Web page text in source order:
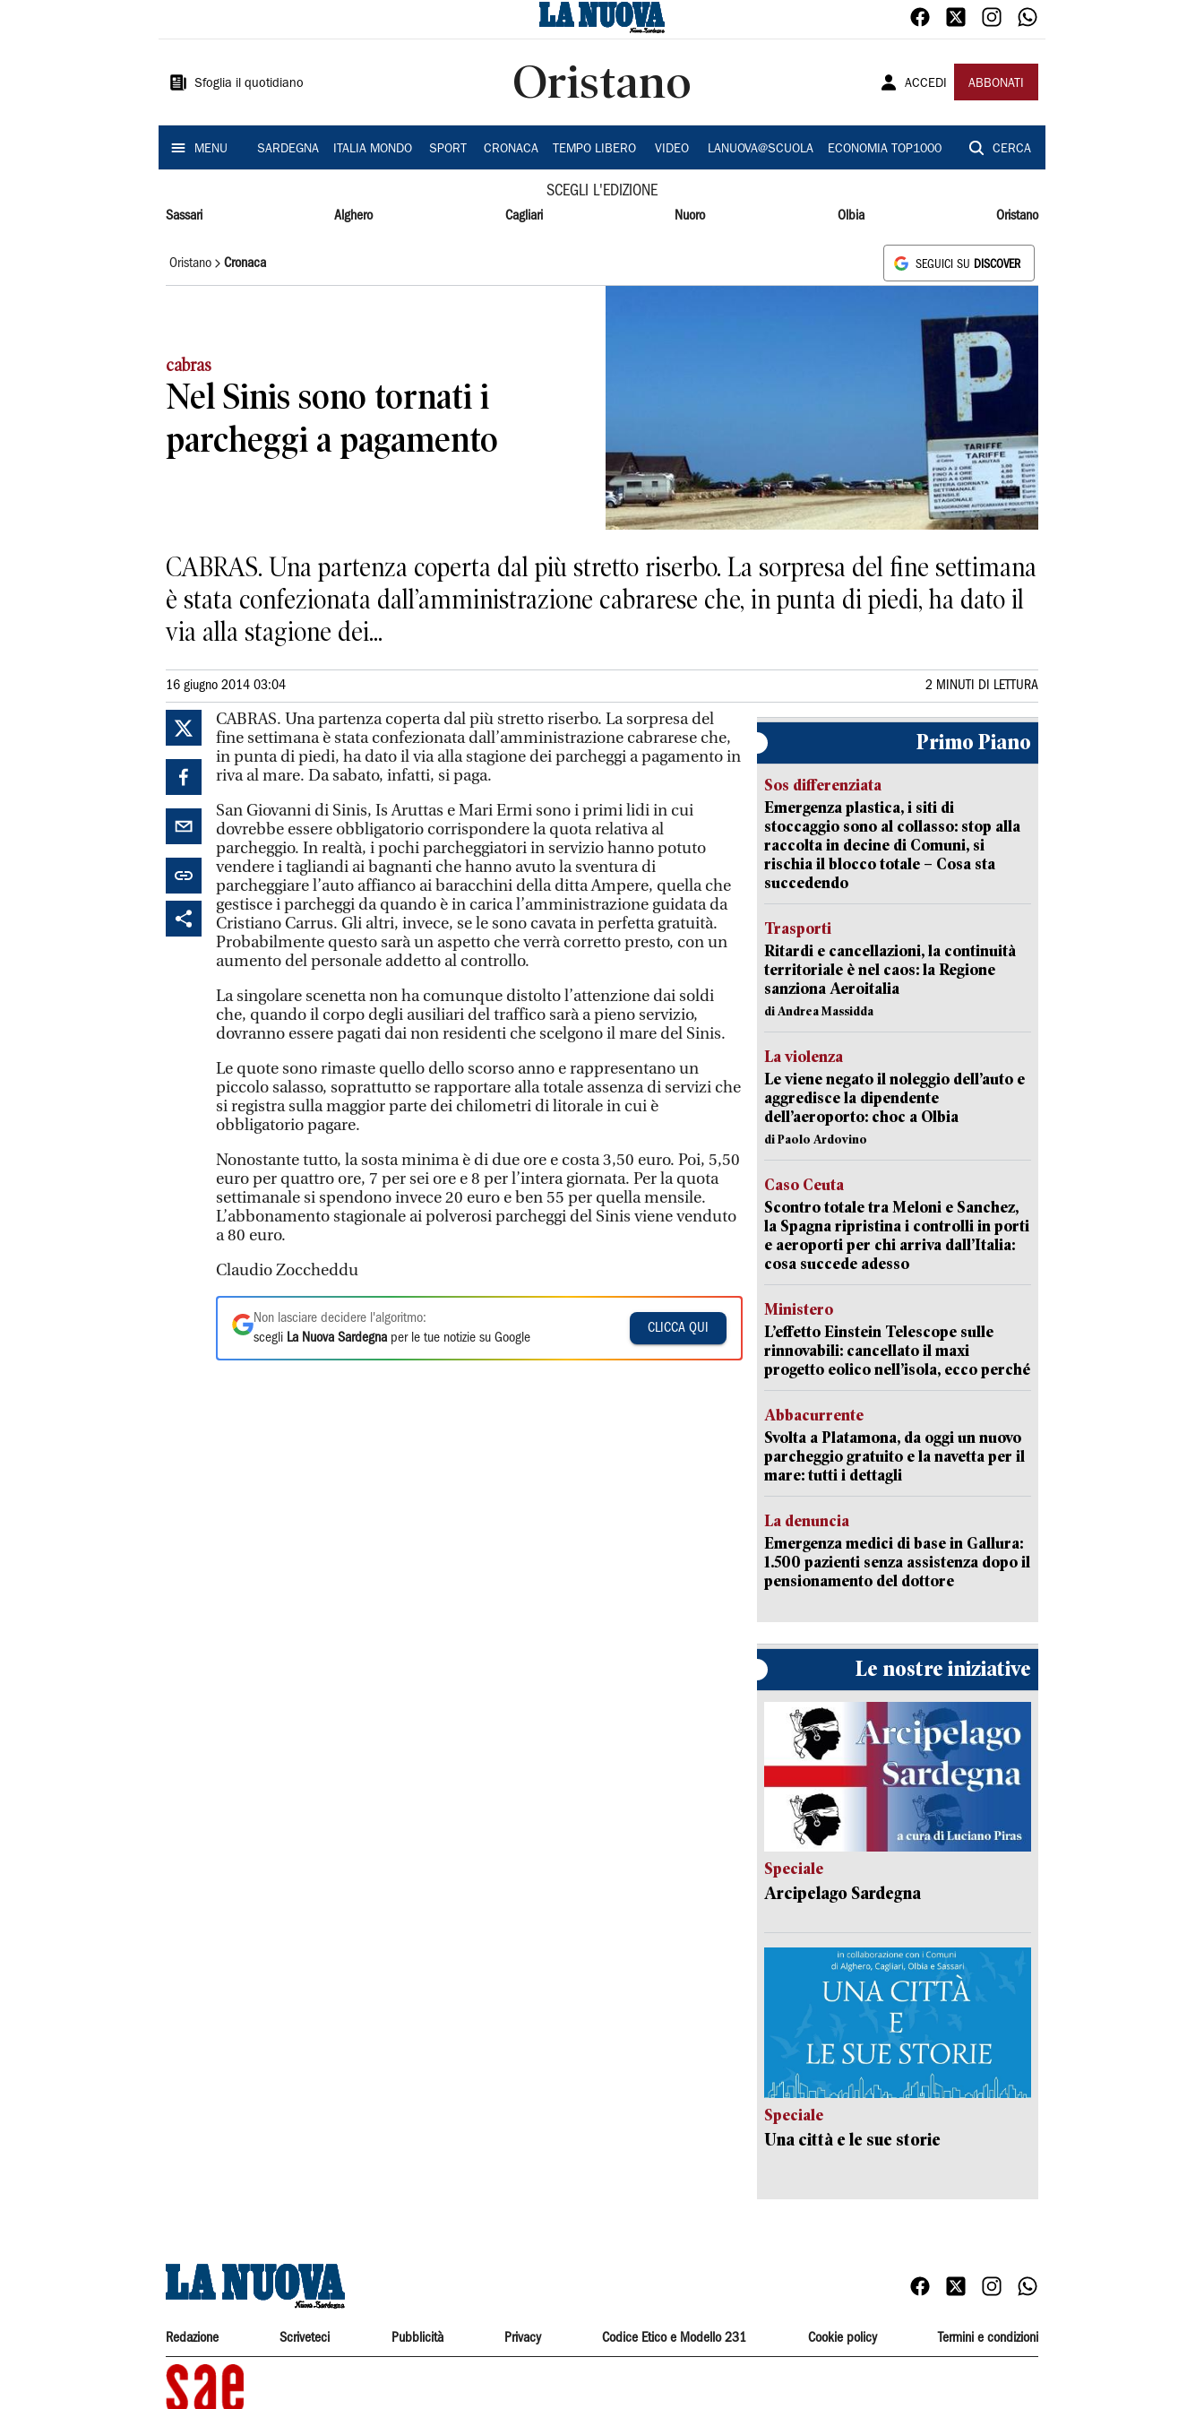
Sardegna
Sfoglia il quotidiano Oristano ACCEDI ABBONATI
MENU SARDEGNA ITALIA MONDO SPORT CRONACA TEMPO LIBERO VIDEO LANUOVA@SCUOLA ECONOMIA TOP1000 CERCA
SCEGLI L'EDIZIONE
Sassari Alghero Cagliari Nuoro Olbia Oristano
Oristano Cronaca SEGUICI SU DISCOVER
cabras
Nel Sinis sono tornati i
parcheggi a pagamento
CABRAS. Una partenza coperta dal più stretto riserbo. La sorpresa del fine settimana
è stata confezionata dall’amministrazione cabrarese che, in punta di piedi, ha dato il
via alla stagione dei...
16 giugno 2014 03:04 2 MINUTI DI LETTURA
CABRAS. Una partenza coperta dal più stretto riserbo. La sorpresa del
fine settimana è stata confezionata dall’amministrazione cabrarese che,
in punta di piedi, ha dato il via alla stagione dei parcheggi a pagamento in
riva al mare. Da sabato, infatti, si paga.
San Giovanni di Sinis, Is Aruttas e Mari Ermi sono i primi lidi in cui
dovrebbe essere obbligatorio corrispondere la quota relativa al
parcheggio. In realtà, i pochi parcheggiatori in servizio hanno potuto
vendere i tagliandi ai bagnanti che hanno avuto la sventura di
parcheggiare l’auto affianco ai baracchini della ditta Ampere, quella che
gestisce i parcheggi da quando è in carica l’amministrazione guidata da
Cristiano Carrus. Gli altri, invece, se le sono cavata in perfetta gratuità.
Probabilmente questo sarà un aspetto che verrà corretto presto, con un
aumento del personale addetto al controllo.
La singolare scenetta non ha comunque distolto l’attenzione dai soldi
che, quando il corpo degli ausiliari del traffico sarà a pieno servizio,
dovranno essere pagati dai non residenti che scelgono il mare del Sinis.
Le quote sono rimaste quello dello scorso anno e rappresentano un
piccolo salasso, soprattutto se rapportare alla totale assenza di servizi che
si registra sulla maggior parte dei chilometri di litorale in cui è
obbligatorio pagare.
Nonostante tutto, la sosta minima è di due ore e costa 3,50 euro. Poi, 5,50
euro per quattro ore, 7 per sei ore e 8 per l’intera giornata. Per la quota
settimanale si spendono invece 20 euro e ben 55 per quella mensile.
L’abbonamento stagionale ai polverosi parcheggi del Sinis viene venduto
a 80 euro.
Claudio Zoccheddu
Non lasciare decidere l'algoritmo:
scegli La Nuova Sardegna per le tue notizie su Google
CLICCA QUI
Primo Piano
Sos differenziata
Emergenza plastica, i siti di
stoccaggio sono al collasso: stop alla
raccolta in decine di Comuni, si
rischia il blocco totale – Cosa sta
succedendo
Trasporti
Ritardi e cancellazioni, la continuità
territoriale è nel caos: la Regione
sanziona Aeroitalia
di Andrea Massidda
La violenza
Le viene negato il noleggio dell’auto e
aggredisce la dipendente
dell’aeroporto: choc a Olbia
di Paolo Ardovino
Caso Ceuta
Scontro totale tra Meloni e Sanchez,
la Spagna ripristina i controlli in porti
e aeroporti per chi arriva dall’Italia:
cosa succede adesso
Ministero
L’effetto Einstein Telescope sulle
rinnovabili: cancellato il maxi
progetto eolico nell’isola, ecco perché
Abbacurrente
Svolta a Platamona, da oggi un nuovo
parcheggio gratuito e la navetta per il
mare: tutti i dettagli
La denuncia
Emergenza medici di base in Gallura:
1.500 pazienti senza assistenza dopo il
pensionamento del dottore
Le nostre iniziative
Speciale
Arcipelago Sardegna
Speciale
Una città e le sue storie
Redazione Scriveteci Pubblicità Privacy Codice Etico e Modello 231 Cookie policy Termini e condizioni